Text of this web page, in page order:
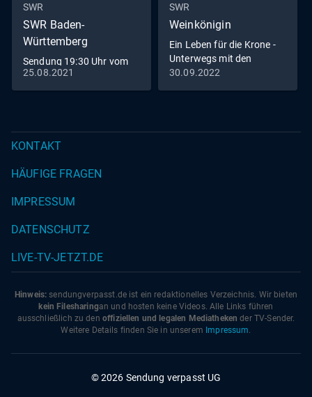
SWR
SWR Baden-
Württemberg
Sendung 19:30 Uhr vom
25.8.2021
25.08.2021
SWR
Weinkönigin
Ein Leben für die Krone -
Unterwegs mit den
Weinköniginnen
30.09.2022
KONTAKT
HÄUFIGE FRAGEN
IMPRESSUM
DATENSCHUTZ
LIVE-TV-JETZT.DE
Hinweis: sendungverpasst.de ist ein redaktionelles Verzeichnis. Wir bieten
kein Filesharingan und hosten keine Videos. Alle Links führen
ausschließlich zu den offiziellen und legalen Mediatheken der TV-Sender.
Weitere Details finden Sie in unserem Impressum.
© 2026 Sendung verpasst UG